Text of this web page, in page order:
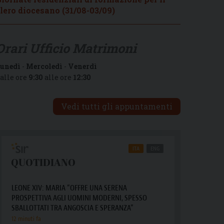
diocesano (31/08-03/09)
- Mercoledì - Venerdì
ore 9:30 alle ore 12:30
Vedi tutti gli appuntamenti